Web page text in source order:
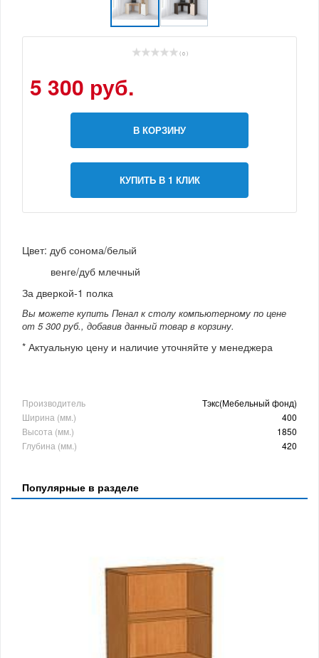
( 0 )
5 300 руб.
В КОРЗИНУ
КУПИТЬ В 1 КЛИК
Цвет: дуб сонома/белый
венге/дуб млечный
За дверкой-1 полка
Вы можете купить Пенал к столу компьютерному по цене
от 5 300 руб., добавив данный товар в корзину.
* Актуальную цену и наличие уточняйте у менеджера
Производитель
Тэкс(Мебельный фонд)
Ширина (мм.)
400
Высота (мм.)
1850
Глубина (мм.)
420
Популярные в разделе